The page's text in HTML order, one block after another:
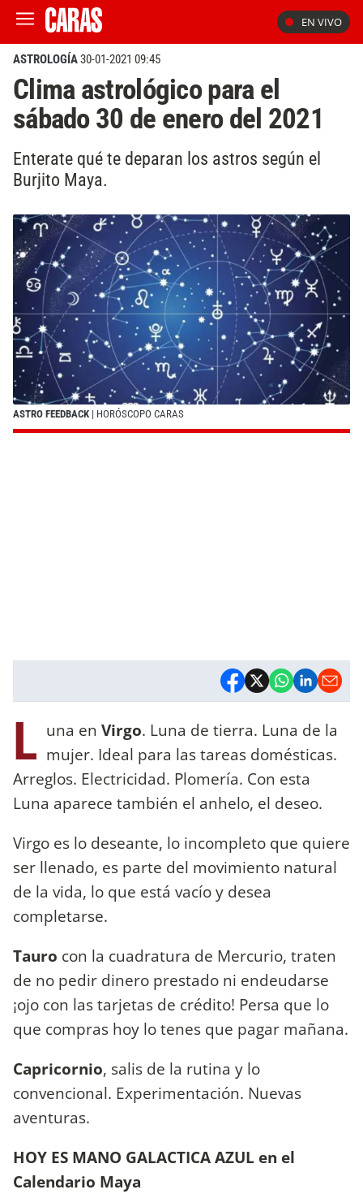
EN VIVO
ASTROLOGÍA30-01-2021 09:45
Clima astrológico para el
sábado 30 de enero del 2021
Enterate qué te deparan los astros según el
Burjito Maya.
ASTRO FEEDBACK | HORÓSCOPO CARAS
L una en Virgo. Luna de tierra. Luna de la
mujer. Ideal para las tareas domésticas.
Arreglos. Electricidad. Plomería. Con esta
Luna aparece también el anhelo, el deseo.
Virgo es lo deseante, lo incompleto que quiere
ser llenado, es parte del movimiento natural
de la vida, lo que está vacío y desea
completarse.
Tauro con la cuadratura de Mercurio, traten
de no pedir dinero prestado ni endeudarse
¡ojo con las tarjetas de crédito! Persa que lo
que compras hoy lo tenes que pagar mañana.
Capricornio, salis de la rutina y lo
convencional. Experimentación. Nuevas
aventuras.
HOY ES MANO GALACTICA AZUL en el
Calendario Maya